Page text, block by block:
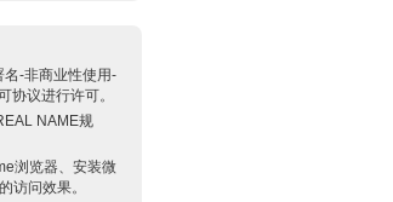
名-非商业性使用-
协议进行许可。
NAME规
浏览器、安装微
访问效果。